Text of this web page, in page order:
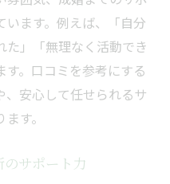
体制で安心感を得る
安心できる要素とは
婚相談所を選ぶコツ
が満足度を左右する
の結婚相談所の対応
活動を続ける工夫
ます。例えば、「自分
た」「無理なく活動でき
。口コミを参考にする
、安心して任せられるサ
す。
サポート力